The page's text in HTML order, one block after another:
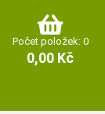
Počet položek: 0
0,00 Kč